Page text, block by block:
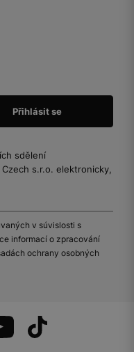
sdělení
s.r.o. elektronicky,
v súvislosti s
informací o zpracování
ochrany osobných